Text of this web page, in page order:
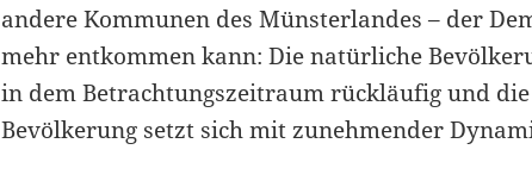
andere Kommunen des Münsterlandes – der
mehr entkommen kann: Die natürliche
in dem Betrachtungszeitraum rückläufig und
Bevölkerung setzt sich mit zunehmender